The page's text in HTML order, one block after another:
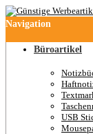
Navigation
Büroartikel
USB